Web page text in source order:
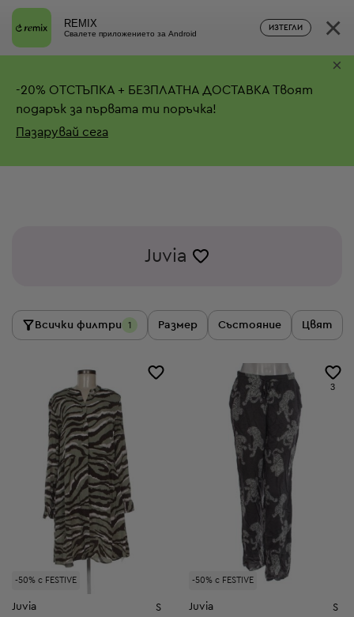
REMIX
Свалете приложението за Android
ИЗТЕГЛИ ×
-20% ОТСТЪПКА + БЕЗПЛАТНА ДОСТАВКА Твоят
подарък за първата ти поръчка!
Пазарувай сега
×
Juvia
Всички филтри 1 Размер Състояние Цвят
-50% с FESTIVE
Juvia S
-50% с FESTIVE
3
Juvia S